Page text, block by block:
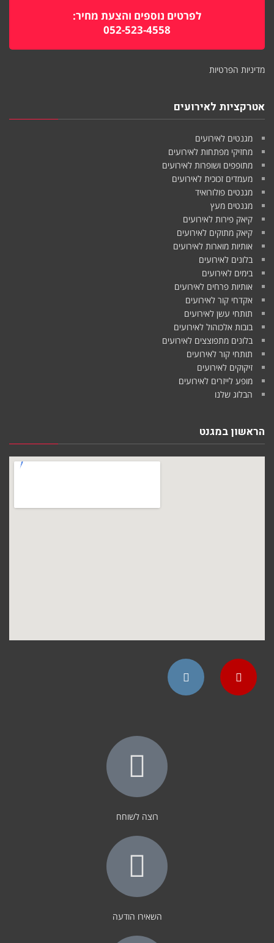
לפרטים נוספים והצעת מחיר:
052-523-4558
מדיניות הפרטיות
אטרקציות לאירועים
מגנטים לאירועים
מחזיקי מפתחות לאירועים
מתופפים ושופרות לאירועים
מעמדים זכוכית לאירועים
מגנטים פולורואיד
מגנטים מעץ
קיאק פירות לאירועים
קיאק מתוקים לאירועים
אותיות מוארות לאירועים
בלונים לאירועים
בימים לאירועים
אותיות פרחים לאירועים
אקדחי קור לאירועים
תותחי עשן לאירועים
בובות אלכוהול לאירועים
בלונים מתפוצצים לאירועים
תותחי קור לאירועים
זיקוקים לאירועים
מופע לייזרים לאירועים
הבלוג שלנו
הראשון במגנט
רוצה לשוחח
השאירו הודעה